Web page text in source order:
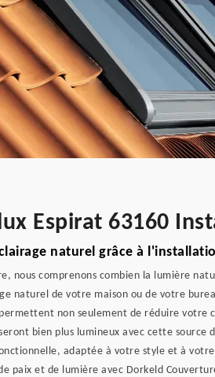
Espirat 63160
naturel grâce à
nous comprenons combien la lumière
naturel de votre maison ou de votre
non seulement de réduire
bien plus lumineux avec cette
adaptée à votre style et à
paix et de lumière avec Dorkeld